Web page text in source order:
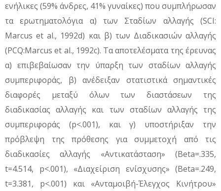
ενήλικες (59% άνδρες, 41% γυναίκες) που συμπλήρωσαν
τα ερωτηματολόγια α) των Σταδίων αλλαγής (SCI:
Marcus et al., 1992d) και β) των Διαδικασιών αλλαγής
(PCQ:Marcus et al., 1992c). Τα αποτελέσματα της έρευνας
α) επιβεβαίωσαν την ύπαρξη των σταδίων αλλαγής
συμπεριφοράς, β) ανέδειξαν στατιστικά σημαντικές
διαφορές μεταξύ όλων των διαστάσεων της
διαδικασίας αλλαγής και των σταδίων αλλαγής της
συμπεριφοράς (p<.001), και γ) υποστήριξαν την
πρόβλεψη της πρόθεσης για συμμετοχή από τις
διαδικασίες αλλαγής «Αντικατάσταση» (Beta=.335,
t=4.514, p<.001), «Διαχείριση ενίσχυσης» (Beta=.249,
t=3.381, p<.001) και «Ανταμοιβή-Έλεγχος Κινήτρου»